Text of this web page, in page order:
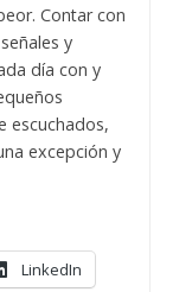
Contar con
y
día con y
escuchados,
excepción y
LinkedIn